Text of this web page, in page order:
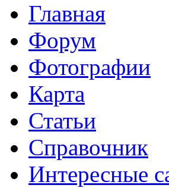
Главная
Форум
Фотографии
Карта
Статьи
Справочник
Интересные